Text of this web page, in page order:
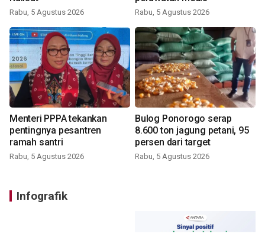
Rabu, 5 Agustus 2026 Rabu, 5 Agustus 2026
Menteri PPPA tekankan
pentingnya pesantren
ramah santri
Rabu, 5 Agustus 2026
Bulog Ponorogo serap
8.600 ton jagung petani, 95
persen dari target
Rabu, 5 Agustus 2026
Infografik